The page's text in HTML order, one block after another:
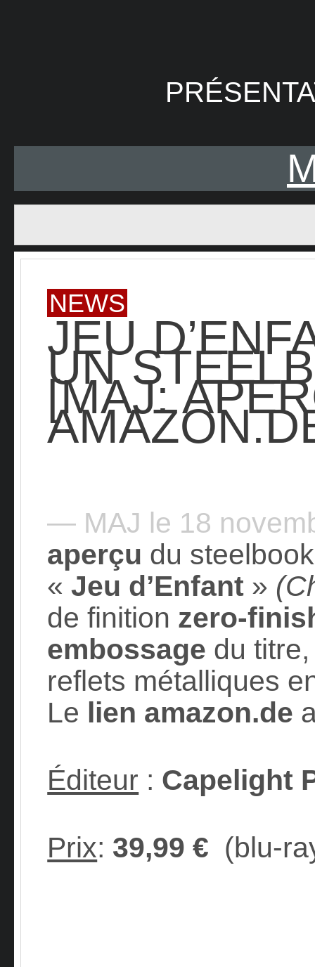
NEWS
JEU
UN
[MAJ:
— MAJ le 18
aperçu du
«Jeu d’Enfant »
de finition zero-
embossage du
reflets métalliques
Le lien amazon.de
Éditeur : Capelight
Prix: 39,99 € (blu-